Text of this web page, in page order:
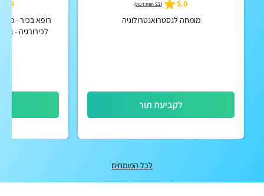
5.0
(22 חוות דעת )
מומחה לגסטרואנטרולוגיה
לקביעת תור
4.9
לכירורגיה -
לכל המומחים